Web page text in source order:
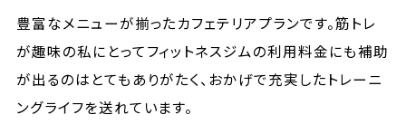
豊富なメニューが揃ったカフェテリアプランです。筋トレ
が趣味の私にとってフィットネスジムの利用料金にも補助
が出るのはとてもありがたく、おかげで充実したトレーニ
ングライフを送れています。